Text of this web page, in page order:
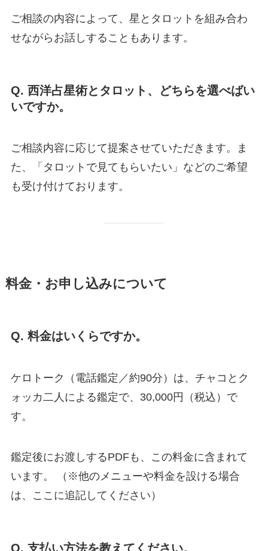
ご相談の内容によって、星とタロットを組み合わ
せながらお話しすることもあります。
Q. 西洋占星術とタロット、どちらを選べばい
いですか。
ご相談内容に応じて提案させていただきます。ま
た、「タロットで見てもらいたい」などのご希望
も受け付けております。
料金・お申し込みについて
Q. 料金はいくらですか。
ケロトーク（電話鑑定／約90分）は、チャコとク
ォッカ二人による鑑定で、30,000円（税込）で
す。
鑑定後にお渡しするPDFも、この料金に含まれて
います。 （※他のメニューや料金を設ける場合
は、ここに追記してください）
Q. 支払い方法を教えてください。